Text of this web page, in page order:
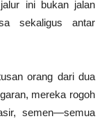
ini bukan jalan
sekaligus antar
orang dari dua
mereka rogoh
semen—semua